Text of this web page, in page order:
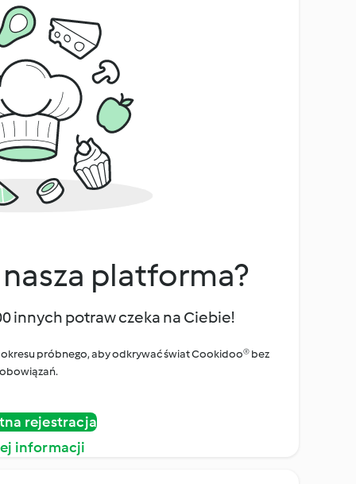
platforma?
innych potraw czeka na Ciebie!
próbnego, aby odkrywać świat Cookidoo® bez
rejestracja
informacji